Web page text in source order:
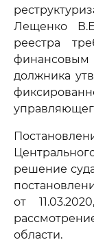
Лещенко
реестра
должника
решение
от
области.